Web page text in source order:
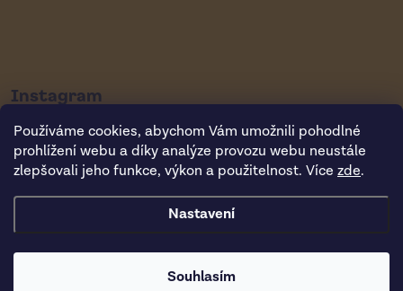
Používáme cookies, abychom Vám umožnili pohodlné
prohlížení webu a díky analýze provozu webu neustále
zlepšovali jeho funkce, výkon a použitelnost. Více zde.
Nastavení
Souhlasím
Instagram
Copyright 2026Vsepropejska.cz. Všechna práva vyhrazena.